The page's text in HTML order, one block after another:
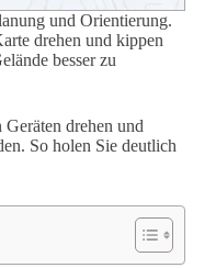
und Orientierung.
drehen und kippen
besser zu
drehen und
So holen Sie deutlich